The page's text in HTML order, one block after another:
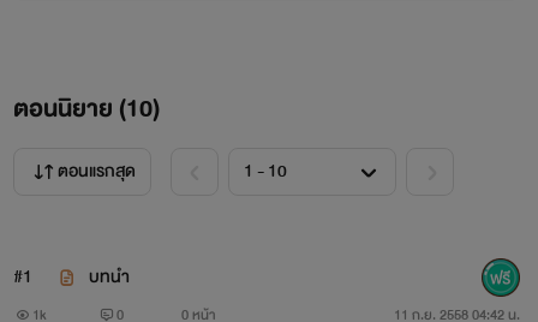
ตอนนิยาย (10)
ตอนแรกสุด
#1 บทนำ
1k 0 0 หน้า 11 ก.ย. 2558 04:42 น.